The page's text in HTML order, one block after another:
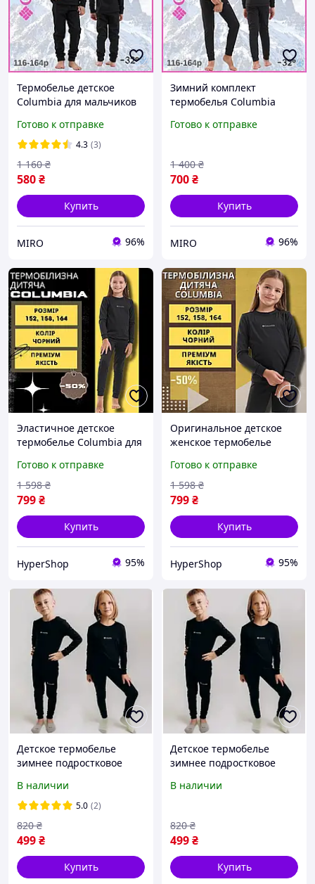
Термобелье детское
Columbia для мальчиков
кофта и штаны черное на
флисе + в подарок теплые
носки
Готово к отправке
4.3 (3)
580₴
1 160 ₴
Купить
MIRO 96%
Зимний комплект
термобелья Columbia
девочек кофта и штаны
теплые носки
Готово к отправке
700₴
1 400 ₴
Купить
MIRO 96%
Эластичное детское
термобелье Columbia для
зимнее детское
термобелье для бега
Готово к отправке
799₴
1 598 ₴
Купить
HyperShop 95%
Оригинальное детское
женское термобелье
повседневной носки,
зимний детский комплект
термобелья
Готово к отправке
799₴
1 598 ₴
Купить
HyperShop 95%
Детское термобелье
зимнее подростковое
128р (7-8 лет)
В наличии
5.0 (2)
499₴
820 ₴
Купить
Детское термобелье
зимнее подростковое
134р (8-9 лет)
В наличии
499₴
820 ₴
Купить